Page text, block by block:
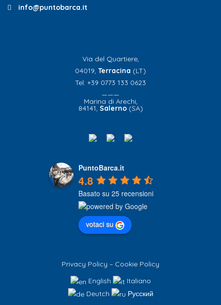
info@puntobarca.it
Via del Quartiere,
04019, Terracina (LT)
Tel. +39 0773 133 0623
———
Marina di Arechi,
84141, Salerno(SA)
PuntoBarca.it
4.8
Basato su 25 recensioni
votaci su
Privacy Policy – Cookie Policy
English
Italiano
Deutch
Русский